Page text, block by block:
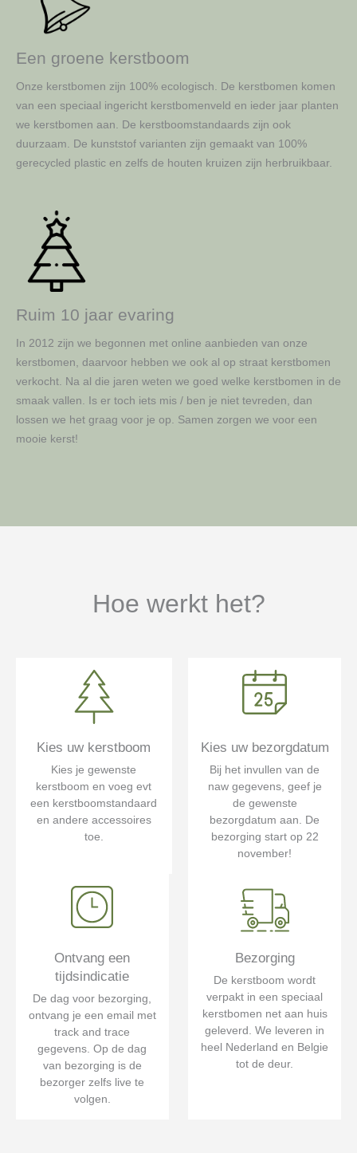
Een groene kerstboom
Onze kerstbomen zijn 100% ecologisch. De kerstbomen komen
van een speciaal ingericht kerstbomenveld en ieder jaar planten
we kerstbomen aan. De kerstboomstandaards zijn ook
duurzaam. De kunststof varianten zijn gemaakt van 100%
gerecycled plastic en zelfs de houten kruizen zijn herbruikbaar.
Ruim 10 jaar evaring
In 2012 zijn we begonnen met online aanbieden van onze
kerstbomen, daarvoor hebben we ook al op straat kerstbomen
verkocht. Na al die jaren weten we goed welke kerstbomen in de
smaak vallen. Is er toch iets mis / ben je niet tevreden, dan
lossen we het graag voor je op. Samen zorgen we voor een
mooie kerst!
Hoe werkt het?
Kies uw kerstboom
Kies je gewenste
kerstboom en voeg evt
een kerstboomstandaard
en andere accessoires
toe.
Kies uw bezorgdatum
Bij het invullen van de
naw gegevens, geef je
de gewenste
bezorgdatum aan. De
bezorging start op 22
november!
Ontvang een
tijdsindicatie
De dag voor bezorging,
ontvang je een email met
track and trace
gegevens. Op de dag
van bezorging is de
bezorger zelfs live te
volgen.
Bezorging
De kerstboom wordt
verpakt in een speciaal
kerstbomen net aan huis
geleverd. We leveren in
heel Nederland en Belgie
tot de deur.